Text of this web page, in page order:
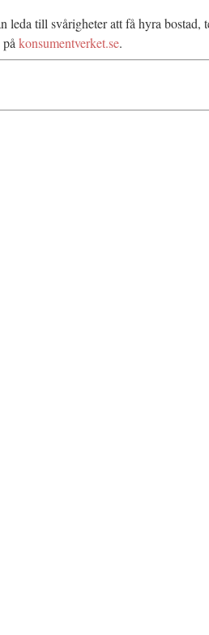
till svårigheter att få hyra bostad,
påkonsumentverket.se.